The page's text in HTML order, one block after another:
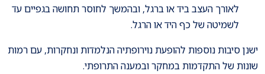
לאורך העצב ביד או ברגל, ובהמשך לחוסר תחושה בגפיים עד
לשמיטה של כף היד או הרגל.
ישנן סיבות נוספות להופעת נוירופתיה הנלמדות ונחקרות, עם רמות
שונות של התקדמות במחקר ובמענה התרופתי.